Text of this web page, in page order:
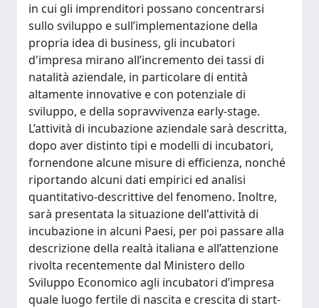
in cui gli imprenditori possano concentrarsi
sullo sviluppo e sull’implementazione della
propria idea di business, gli incubatori
d'impresa mirano all’incremento dei tassi di
natalità aziendale, in particolare di entità
altamente innovative e con potenziale di
sviluppo, e della sopravvivenza early-stage.
L’attività di incubazione aziendale sarà descritta,
dopo aver distinto tipi e modelli di incubatori,
fornendone alcune misure di efficienza, nonché
riportando alcuni dati empirici ed analisi
quantitativo-descrittive del fenomeno. Inoltre,
sarà presentata la situazione dell'attività di
incubazione in alcuni Paesi, per poi passare alla
descrizione della realtà italiana e all’attenzione
rivolta recentemente dal Ministero dello
Sviluppo Economico agli incubatori d’impresa
quale luogo fertile di nascita e crescita di start-